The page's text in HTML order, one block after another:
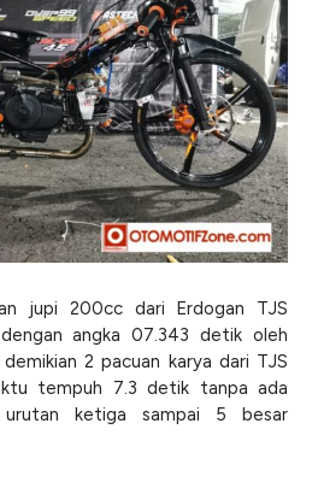
jupi 200cc dari Erdogan TJS
angka 07.343 detik oleh
2 pacuan karya dari TJS
tempuh 7.3 detik tanpa ada
urutan ketiga sampai 5 besar